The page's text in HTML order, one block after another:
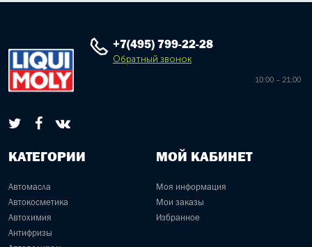
+7(495) 799-22-28
Обратный звонок
10:00 – 21:00
КАТЕГОРИИ
Автомасла
Автокосметика
Автохимия
Антифризы
МОЙ КАБИНЕТ
Моя информация
Мои заказы
Избранное